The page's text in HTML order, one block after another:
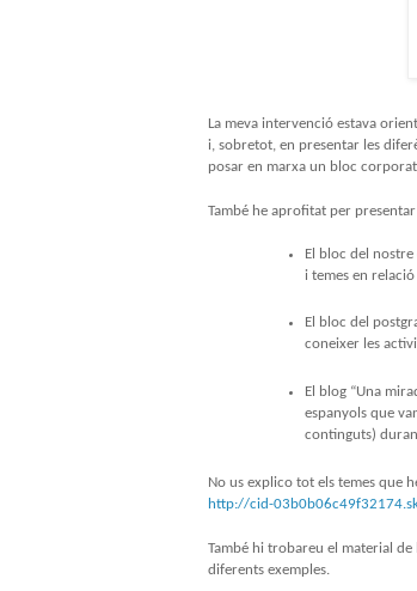
La meva intervenció estava
i, sobretot, en presentar les
posar en marxa un bloc
També he aprofitat per
El bloc del
i temes en
El bloc del
coneixer les
El blog “Una
espanyols que
continguts)
No us explico tot els temes que
http://cid-
També hi trobareu el material
diferents exemples.